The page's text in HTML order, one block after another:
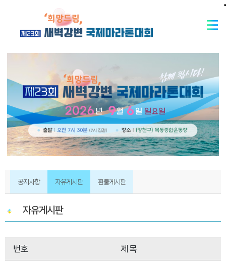
공지사항 자유게시판 환불게시판
자유게시판
번호 제 목